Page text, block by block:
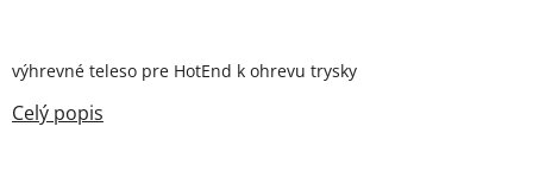
výhrevné teleso pre HotEnd k ohrevu trysky